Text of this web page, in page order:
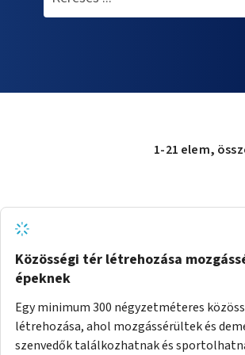
1-21 elem,
Közösségi tér létrehozása
épeknek
Egy minimum 300 négyzetméteres
létrehozása, ahol mozgássérültek és
szenvedők találkozhatnak és